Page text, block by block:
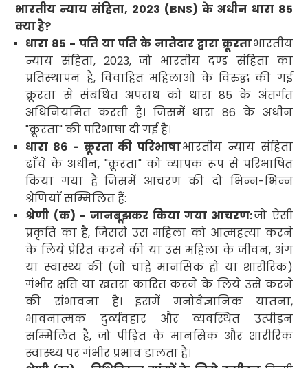
भारतीय न्याय संहिता, 2023 (BNS) के अधीन धारा 85
क्या है?
धारा 85 - पति या पति के नातेदार द्वारा क्रूरताभारतीय
न्याय संहिता, 2023,जो भारतीय दण्ड संहिता का
प्रतिस्थापन है,विवाहित महिलाओं के विरुद्ध की गई
क्रूरता से संबंधित अपराध को धारा85के अंतर्गत
अधिनियमित करती है। जिसमें धारा86 के अधीन
"क्रूरता" की परिभाषा दी गई है।
धारा 86 - क्रूरता की परिभाषाभारतीय न्याय संहिता
ढाँचे के अधीन, "क्रूरता" को व्यापक रूप से परिभाषित
किया गया है जिसमें आचरण की दो भिन्न-भिन्न
श्रेणियाँसम्मिलित हैं:
श्रेणी (क) - जानबूझकर किया गया आचरण:जो ऐसी
प्रकृति का है, जिससे उस महिला को आत्महत्या करने
के लिये प्रेरित करने की या उस महिला के जीवन, अंग
या स्वास्थ्य की (जो चाहे मानसिक हो या शारीरिक)
गंभीर क्षति या खतरा कारित करने के लिये उसे करने
की संभावना है। इसमें मनोवैज्ञानिक यातना,
भावनात्मक दुर्व्यवहार और व्यवस्थित उत्पीड़न
सम्मिलित है, जो पीड़ित के मानसिक और शारीरिक
स्वास्थ्य पर गंभीर प्रभाव डालता है।